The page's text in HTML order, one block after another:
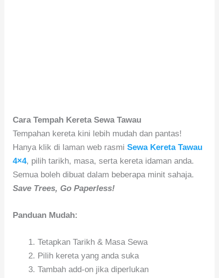
Cara Tempah Kereta Sewa Tawau
Tempahan kereta kini lebih mudah dan pantas!
Hanya klik di laman web rasmiSewa Kereta Tawau
4×4, pilih tarikh, masa, serta kereta idaman anda.
Semua boleh dibuat dalam beberapa minit sahaja.
Save Trees, Go Paperless!
Panduan Mudah:
Tetapkan Tarikh & Masa Sewa
Pilih kereta yang anda suka
Tambah add-on jika diperlukan